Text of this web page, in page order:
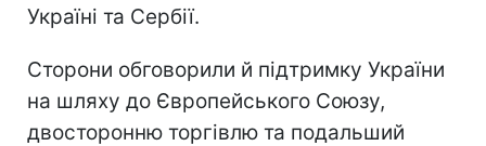
Україні та Сербії.
Сторони обговорили й підтримку України
на шляху до Європейського Союзу,
двосторонню торгівлю та подальший